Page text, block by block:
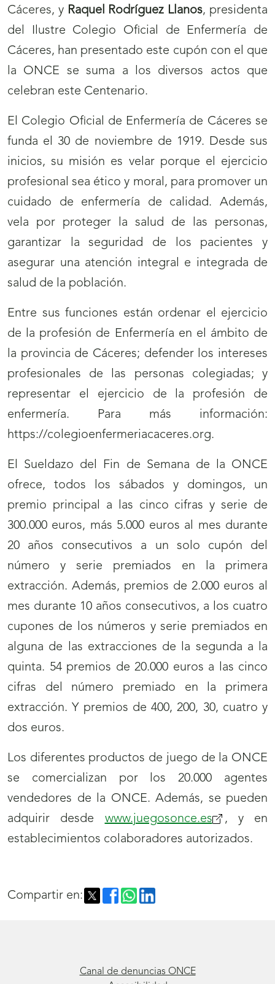
Cáceres, y Raquel Rodríguez Llanos, presidenta
del Ilustre Colegio Oficial de Enfermería de
Cáceres, han presentado este cupón con el que
la ONCE se suma a los diversos actos que
celebran este Centenario.
El Colegio Oficial de Enfermería de Cáceres se
funda el 30 de noviembre de 1919. Desde sus
inicios, su misión es velar porque el ejercicio
profesional sea ético y moral, para promover un
cuidado de enfermería de calidad. Además,
vela por proteger la salud de las personas,
garantizar la seguridad de los pacientes y
asegurar una atención integral e integrada de
salud de la población.
Entre sus funciones están ordenar el ejercicio
de la profesión de Enfermería en el ámbito de
la provincia de Cáceres; defender los intereses
profesionales de las personas colegiadas; y
representar el ejercicio de la profesión de
enfermería. Para más información:
https://colegioenfermeriacaceres.org.
El Sueldazo del Fin de Semana de la ONCE
ofrece, todos los sábados y domingos, un
premio principal a las cinco cifras y serie de
300.000 euros, más 5.000 euros al mes durante
20 años consecutivos a un solo cupón del
número y serie premiados en la primera
extracción. Además, premios de 2.000 euros al
mes durante 10 años consecutivos, a los cuatro
cupones de los números y serie premiados en
alguna de las extracciones de la segunda a la
quinta. 54 premios de 20.000 euros a las cinco
cifras del número premiado en la primera
extracción. Y premios de 400, 200, 30, cuatro y
dos euros.
Los diferentes productos de juego de la ONCE
se comercializan por los 20.000 agentes
vendedores de la ONCE. Además, se pueden
adquirir desde www.juegosonce.es
, y en
establecimientos colaboradores autorizados.
Compartir en:
Canal de denuncias ONCE